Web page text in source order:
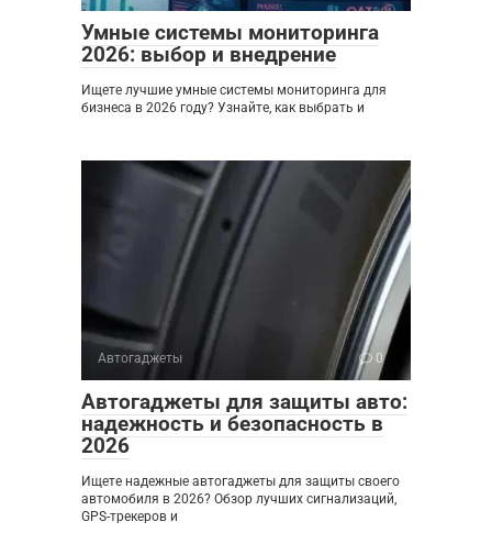
Умные системы мониторинга
2026: выбор и внедрение
Ищете лучшие умные системы мониторинга для
бизнеса в 2026 году? Узнайте, как выбрать и
Автогаджеты 0
Автогаджеты для защиты авто:
надежность и безопасность в
2026
Ищете надежные автогаджеты для защиты своего
автомобиля в 2026? Обзор лучших сигнализаций,
GPS-трекеров и